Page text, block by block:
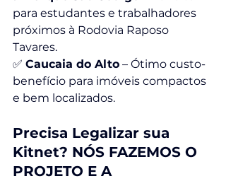
para estudantes e trabalhadores
próximos à Rodovia Raposo
Tavares.
✅ Caucaia do Alto – Ótimo custo-
benefício para imóveis compactos
e bem localizados.
Precisa Legalizar sua
Kitnet? NÓS FAZEMOS O
PROJETO E A